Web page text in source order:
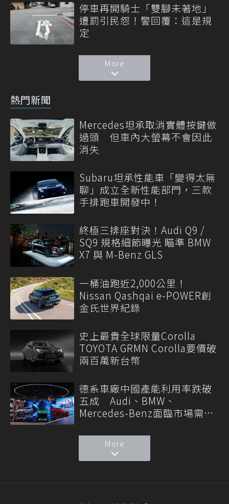
停車再開騎士「雙腳未著地」
遭罰引民怨！警回覆：這是規
定
More
熱門新聞
Mercedes坦承取消實體按鍵做
過頭 但車內大螢幕不會因此
消失
Subaru坦承性能車「變得太無
聊」成立全新性能部門，三款
手排跑車開發中！
終極三排座對決！Audi Q9 /
SQ9 規格細節曝光 瞄準 BMW
X7 與 M-Benz GLS
一桶油跑近2,000公里！
Nissan Qashqai e-POWER創
金氏世界紀錄
史上最貴全球限量Corolla
TOYOTA GRMN Corolla要價破
兩百萬新台幣
德系車廠中國產能利用率跌破
五成 Audi、BMW、
Mercedes-Benz面臨市場需求
More